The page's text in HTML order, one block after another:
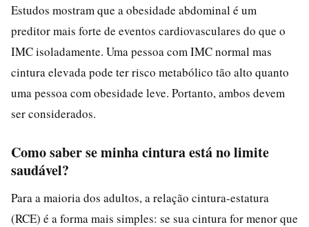
Estudos mostram que a obesidade abdominal é um
preditor mais forte de eventos cardiovasculares do que o
IMC isoladamente. Uma pessoa com IMC normal mas
cintura elevada pode ter risco metabólico tão alto quanto
uma pessoa com obesidade leve. Portanto, ambos devem
ser considerados.
Como saber se minha cintura está no limite
saudável?
Para a maioria dos adultos, a relação cintura-estatura
(RCE) é a forma mais simples: se sua cintura for menor que